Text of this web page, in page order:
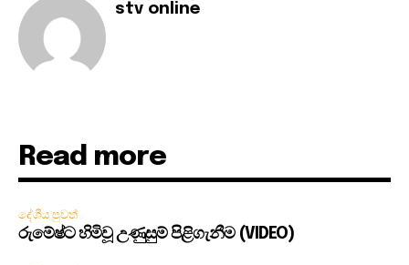
stv online
Read more
දේශීය පුවත්
රුමේෂ්ට හිමිවූ උණුසුම් පිළිගැනීම (VIDEO)